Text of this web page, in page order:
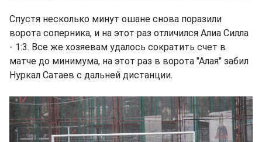
Спустя несколько минут ошане снова поразили
ворота соперника, и на этот раз отличился Алиа Силла
- 1:3. Все же хозяевам удалось сократить счет в
матче до минимума, на этот раз в ворота "Алая" забил
Нуркал Сатаев с дальней дистанции.